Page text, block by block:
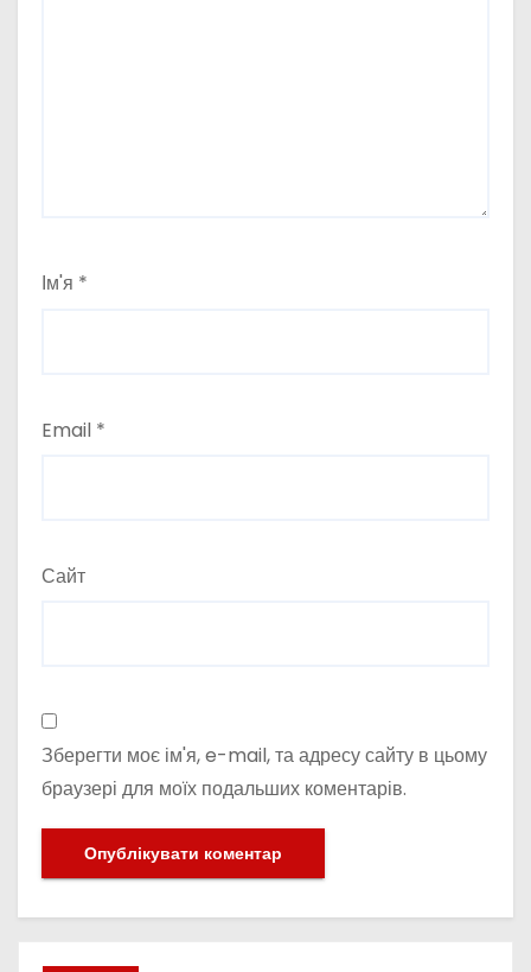
Ім'я *
Email *
Сайт
Зберегти моє ім'я, e-mail, та адресу сайту в цьому
браузері для моїх подальших коментарів.